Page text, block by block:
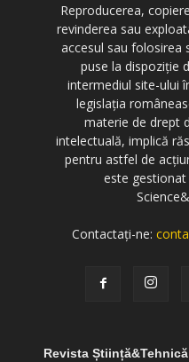
Reproducerea,
revinderea sau
accesul sau folosirea
puse la dispoziție
intermediul site-ului
legislația
materie de drept
intelectuală, implică
pentru astfel de
este
Contactați-ne:
Revista